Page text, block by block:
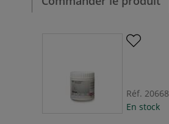
Réf. 20668
En stock